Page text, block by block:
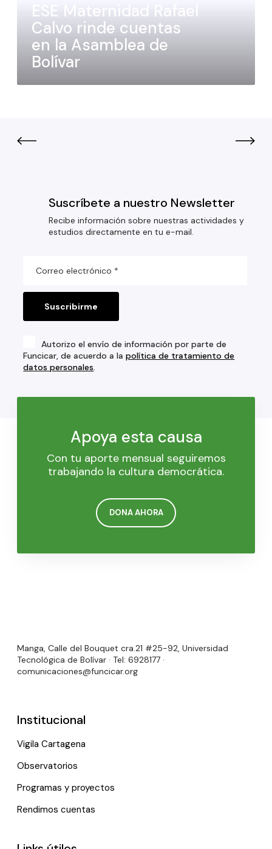
ESE Maternidad Rafael
Calvo rinde cuentas
en la Asamblea de
Bolívar
Suscríbete a nuestro Newsletter
Recibe información sobre nuestras actividades y
estudios directamente en tu e-mail.
Autorizo el envío de información por parte de
Funcicar, de acuerdo a lapolítica de tratamiento de
datos personales.
Apoya esta causa
Con tu aporte mensual seguiremos
trabajando la cultura democrática.
DONA AHORA
Manga, Calle del Bouquet cra.21 #25-92, Universidad
Tecnológica de Bolívar · Tel: 6928177 ·
comunicaciones@funcicar.org
Institucional
Vigila Cartagena
Observatorios
Programas y proyectos
Rendimos cuentas